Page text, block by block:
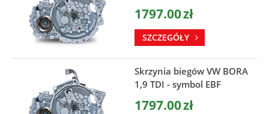
1797.00zł
SZCZEGÓŁY
Skrzynia biegów VW BORA
1,9 TDI - symbol EBF
1797.00zł